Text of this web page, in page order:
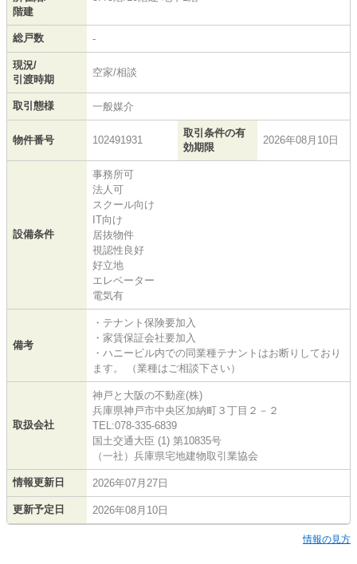
階建
総戸数 -
現況/
引渡時期
空家/相談
取引態様 一般媒介
物件番号 102491931
取引条件の有
効期限
2026年08月10日
設備条件
事務所可
法人可
スクール向け
IT向け
居抜物件
視認性良好
好立地
エレベーター
電気有
備考
・テナント保険要加入
・家賃保証会社要加入
・ハニービル内での同業種テナントはお断りしており
ます。 （業種はご相談下さい）
取扱会社
神戸と大阪の不動産(株)
兵庫県神戸市中央区加納町３丁目２－２
TEL:078-335-6839
国土交通大臣 (1) 第10835号
（一社）兵庫県宅地建物取引業協会
情報更新日 2026年07月27日
更新予定日 2026年08月10日
情報の見方